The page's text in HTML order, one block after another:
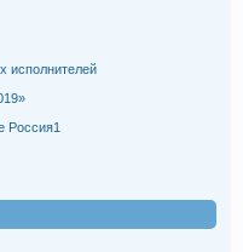
исполнителей
Россия1